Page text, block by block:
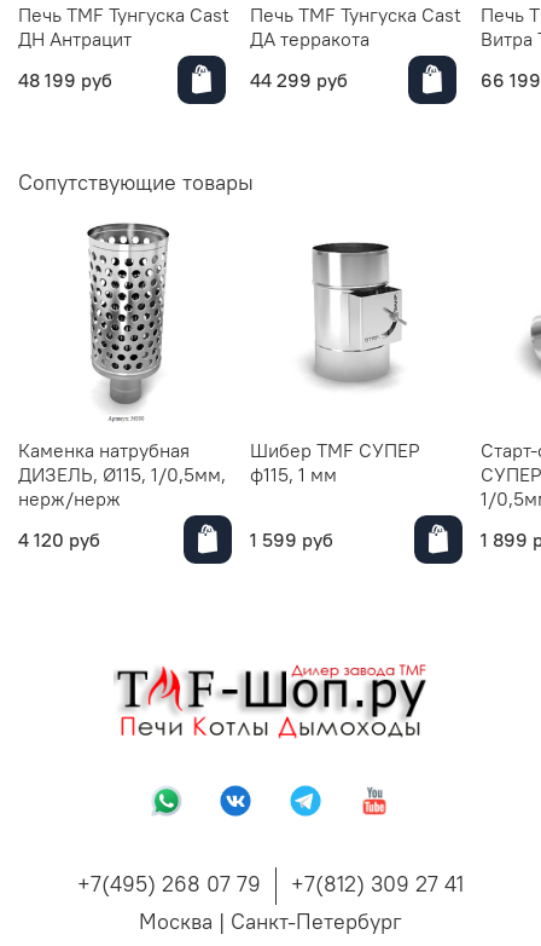
Печь TMF Тунгуска Cast
ДН Антрацит
48 199 руб
Печь TMF Тунгуска Cast
ДА терракота
44 299 руб
Печь
Витра
66
Сопутствующие товары
Каменка натрубная
ДИЗЕЛЬ, Ø115, 1/0,5мм,
нерж/нерж
4 120 руб
Шибер TMF СУПЕР
ф115, 1 мм
1 599 руб
СУПЕР
1/
1 899
+7(495) 268 07 79
+7(812) 309 27 41
Москва | Санкт-Петербург